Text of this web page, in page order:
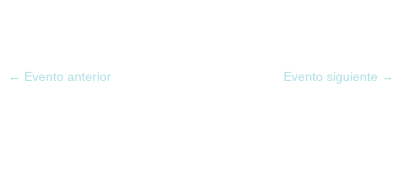
← Evento anterior Evento siguiente →